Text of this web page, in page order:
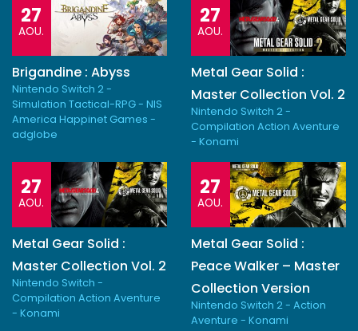
27
AOU.
Brigandine : Abyss
Nintendo Switch 2 -
Simulation Tactical-RPG - NIS
America Happinet Games -
adglobe
27
AOU.
Metal Gear Solid :
Master Collection Vol. 2
Nintendo Switch 2 -
Compilation Action Aventure
- Konami
27
AOU.
Metal Gear Solid :
Master Collection Vol. 2
Nintendo Switch -
Compilation Action Aventure
- Konami
27
AOU.
Metal Gear Solid :
Peace Walker – Master
Collection Version
Nintendo Switch 2 - Action
Aventure - Konami